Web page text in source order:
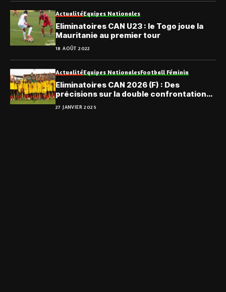
ActualitéEquipes Nationales
Eliminatoires CAN U23 : le Togo joue la
Mauritanie au premier tour
18 AOÛT 2022
ActualitéEquipes NationalesFootball Féminin
Eliminatoires CAN 2026 (F) : Des
précisions sur la double confrontation
entre le Togo et Djibouti
27 JANVIER 2025